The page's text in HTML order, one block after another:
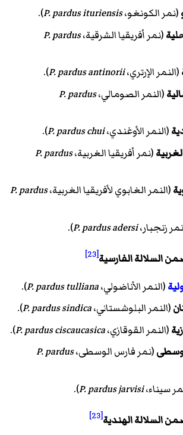
(نمر الكونغو،P. pardus ituriensis
).
(نمر أفريقيا الشرقية،P. pardus
(النمر الإرتري،P. pardus antinorii
).
(النمر الصومالي،P. pardus
(النمر الأوغندي،P. pardus chui
).
(نمر أفريقيا الغربية،P. pardus
(النمر الغابوي لأفريقيا الغربية،P. pardus
زنجبار،P. pardus adersi
).
السلالة الفارسية[23]
(النمر الأناضولي،P. pardus tulliana
).
(النمر البلوشستاني،P. pardus sindica
).
(النمر القوقازي،P. pardus ciscaucasica
).
(نمر فارس الوسطى،P. pardus
سيناء،P. pardus jarvisi
).
السلالة الهندية[23]